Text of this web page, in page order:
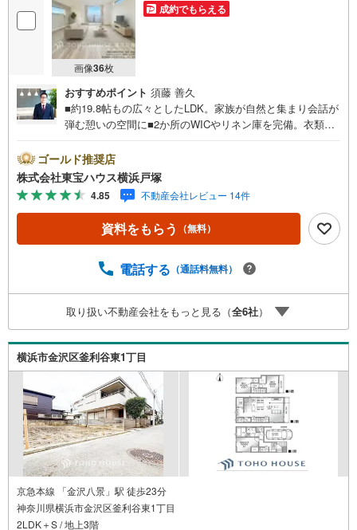
画像36枚
成約でもらえる
おすすめポイント 須藤 善久
■約19.8帖もの広々としたLDK。家族が自然と集まり会話が
弾む憩いの空間に■2か所のWICやリネン庫を完備。衣類や
は並列で2台分を確保。来客やご家族でお車を複数所有され
る際にも大変便利です。※車種による■「省エネ」住宅基準
を満たしており、一年中快適な室温を保ち光熱費の負担も
軽減してくれる家計に優しい住まい＝＝＝＝＝＝＝＝＝＝
＝＝【東宝ハウス横浜戸塚】提携銀行 じぶん銀行利用可 *
がん100％保証団信＋全疾病保障付き＝＝＝＝＝＝＝＝＝＝
日、ご見学・ご相談が可能です。9:00～21:00まで。ご自宅
談下さい。○FPによるライフプランのシミュレーションラ
イフプランにあった資金計画や、住宅ローンのご相談な
ど。○キッズスペースもご用意しております○お車の無料提
携駐車場がございます詳しくは営業スタッフよりお伝えさ
せて頂きます。なんでもお気軽にお申し付けくださいま
ゴールド推奨店
株式会社東宝ハウス横浜戸塚
4.85 不動産会社レビュー 14件
資料をもらう （無料）
電話する （通話料無料）
取り扱い不動産会社をもっと見る（全6社）
横浜市金沢区釜利谷東1丁目
京急本線 「金沢八景」駅 徒歩23分
神奈川県横浜市金沢区釜利谷東1丁目
2LDK＋S / 地上3階